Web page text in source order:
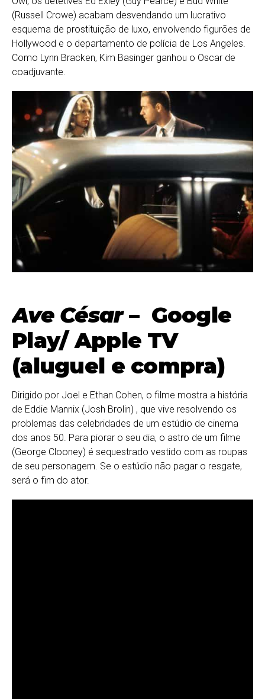
(Russell Crowe) acabam desvendando um lucrativo
esquema de prostituição de luxo, envolvendo figurões de
Hollywood e o departamento de polícia de Los Angeles.
Como Lynn Bracken, Kim Basinger ganhou o Oscar de
coadjuvante.
Ave César– Google
Play/ Apple TV
(aluguel e compra)
Dirigido por Joel e Ethan Cohen, o filme mostra a história
de Eddie Mannix (Josh Brolin) , que vive resolvendo os
problemas das celebridades de um estúdio de cinema
dos anos 50. Para piorar o seu dia, o astro de um filme
(George Clooney) é sequestrado vestido com as roupas
de seu personagem. Se o estúdio não pagar o resgate,
será o fim do ator.